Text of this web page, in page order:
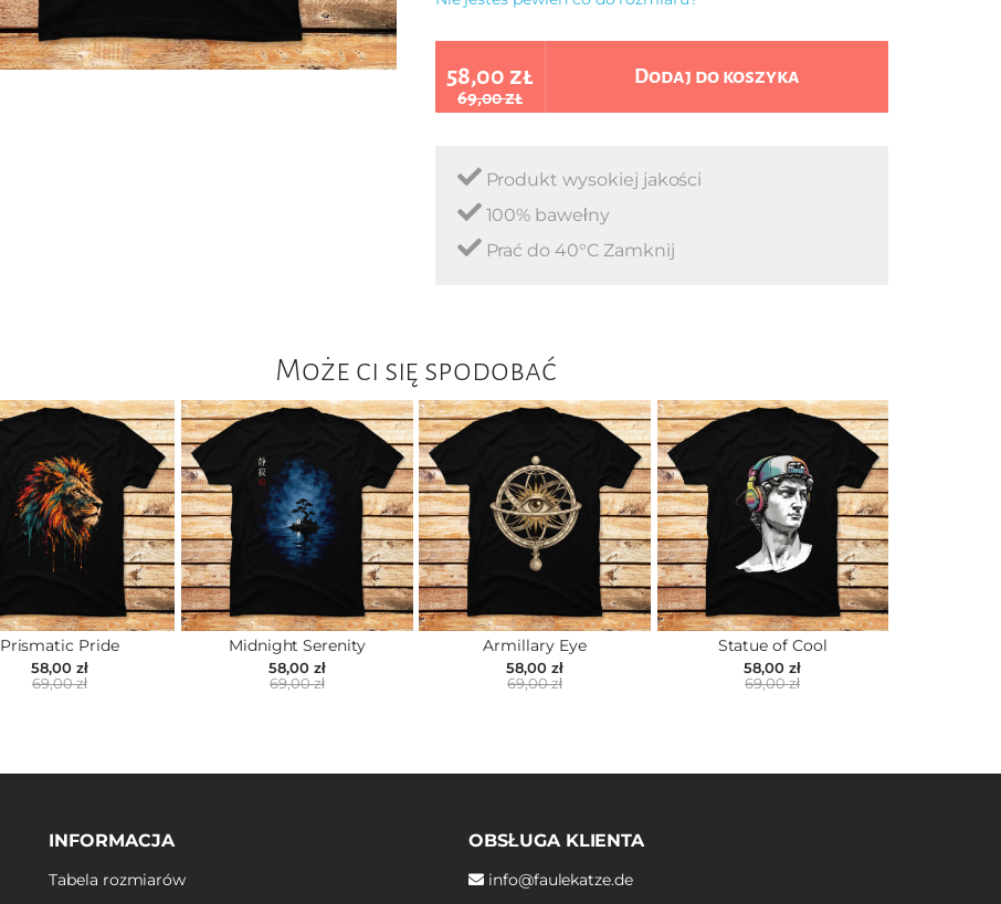
58,00 zł
69,00 zł
Dodaj do koszyka
Produkt wysokiej jakości
100% bawełny
Prać do 40°C Zamknij
Może ci się spodobać
Prismatic Pride
58,00 zł
69,00 zł
Midnight Serenity
58,00 zł
69,00 zł
Armillary Eye
58,00 zł
69,00 zł
Statue of Cool
58,00 zł
69,00 zł
INFORMACJA
Tabela rozmiarów
OBSŁUGA KLIENTA
info@faulekatze.de